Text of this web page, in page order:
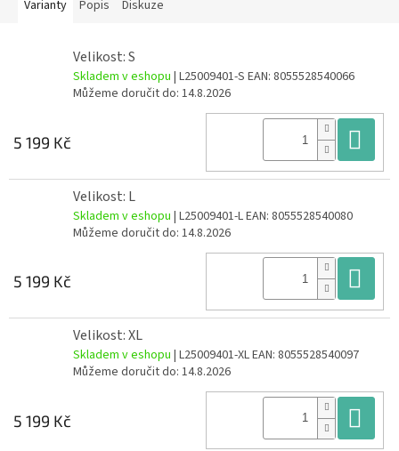
Varianty Popis Diskuze
Velikost: S
Skladem v eshopu | L25009401-S EAN: 8055528540066
Můžeme doručit do: 14.8.2026
5 199 Kč
Velikost: L
Skladem v eshopu | L25009401-LEAN: 8055528540080
Můžeme doručit do: 14.8.2026
5 199 Kč
Velikost: XL
Skladem v eshopu | L25009401-XLEAN: 8055528540097
Můžeme doručit do: 14.8.2026
5 199 Kč